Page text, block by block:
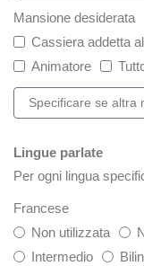
Mansione desiderata
Cassiera addetta
Animatore
Lingue parlate
Per ogni lingua
Francese
Non utilizzata
Intermedio